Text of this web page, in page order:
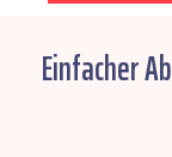
Einfacher